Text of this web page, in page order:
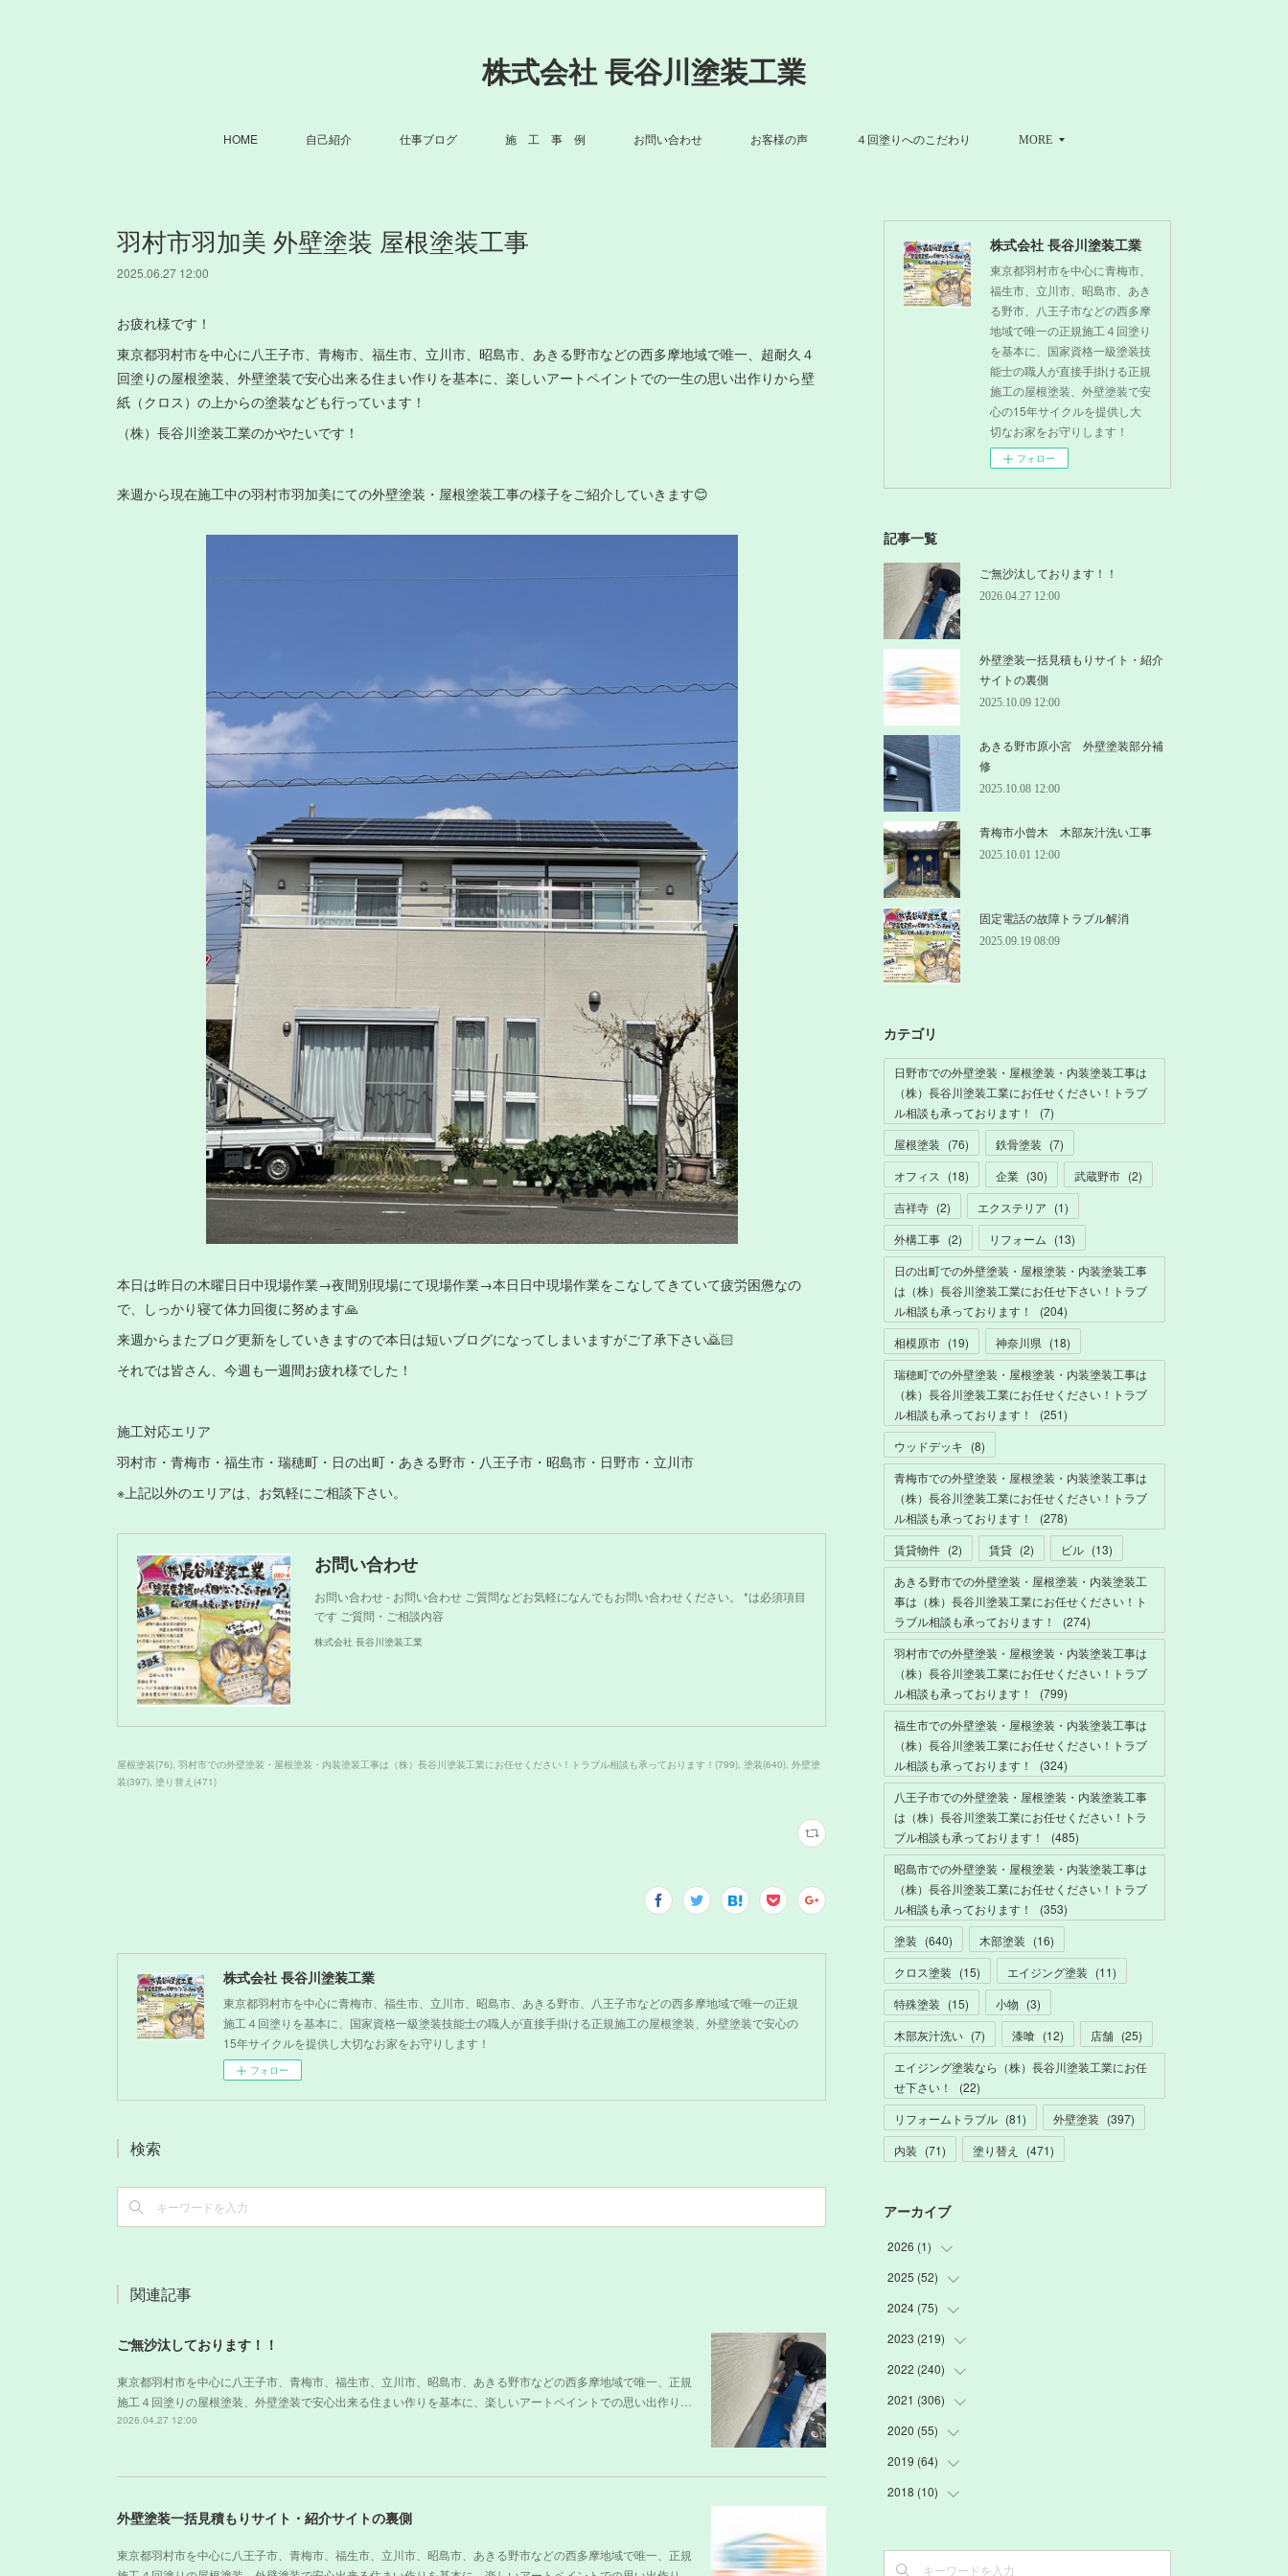
株式会社 長谷川塗装工業
HOME 自己紹介 仕事ブログ 施 工 事 例 お問い合わせ お客様の声 ４回塗りへのこだわり MORE
羽村市羽加美 外壁塗装 屋根塗装工事
2025.06.27 12:00
お疲れ様です！
東京都羽村市を中心に八王子市、青梅市、福生市、立川市、昭島市、あきる野市などの西多摩地域で唯一、超耐久４
回塗りの屋根塗装、外壁塗装で安心出来る住まい作りを基本に、楽しいアートペイントでの一生の思い出作りから壁
紙（クロス）の上からの塗装なども行っています！
（株）長谷川塗装工業のかやたいです！
来週から現在施工中の羽村市羽加美にての外壁塗装・屋根塗装工事の様子をご紹介していきます😊
本日は昨日の木曜日日中現場作業→夜間別現場にて現場作業→本日日中現場作業をこなしてきていて疲労困憊なの
で、しっかり寝て体力回復に努めます🙏
来週からまたブログ更新をしていきますので本日は短いブログになってしまいますがご了承下さい🙇🏻
それでは皆さん、今週も一週間お疲れ様でした！
施工対応エリア
羽村市・青梅市・福生市・瑞穂町・日の出町・あきる野市・八王子市・昭島市・日野市・立川市
※上記以外のエリアは、お気軽にご相談下さい。
お問い合わせ
お問い合わせ - お問い合わせ ご質問などお気軽になんでもお問い合わせください。 *は必須項目
です ご質問・ご相談内容
株式会社 長谷川塗装工業
屋根塗装(76) 羽村市での外壁塗装・屋根塗装・内装塗装工事は（株）長谷川塗装工業にお任せください！トラブル相談も承っております！ (799) 塗装(640) 外壁塗
装(397) 塗り替え (471)
株式会社 長谷川塗装工業
東京都羽村市を中心に青梅市、福生市、立川市、昭島市、あきる野市、八王子市などの西多摩地域で唯一の正規
施工４回塗りを基本に、国家資格一級塗装技能士の職人が直接手掛ける正規施工の屋根塗装、外壁塗装で安心の
15年サイクルを提供し大切なお家をお守りします！
フォロー
検索
関連記事
ご無沙汰しております！！
東京都羽村市を中心に八王子市、青梅市、福生市、立川市、昭島市、あきる野市などの西多摩地域で唯一、正規
施工４回塗りの屋根塗装、外壁塗装で安心出来る住まい作りを基本に、楽しいアートペイントでの思い出作り…
2026.04.27 12:00
外壁塗装一括見積もりサイト・紹介サイトの裏側
東京都羽村市を中心に八王子市、青梅市、福生市、立川市、昭島市、あきる野市などの西多摩地域で唯一、正規
株式会社 長谷川塗装工業
東京都羽村市を中心に青梅市、
福生市、立川市、昭島市、あき
る野市、八王子市などの西多摩
地域で唯一の正規施工４回塗り
を基本に、国家資格一級塗装技
能士の職人が直接手掛ける正規
施工の屋根塗装、外壁塗装で安
心の15年サイクルを提供し大
切なお家をお守りします！
フォロー
記事一覧
ご無沙汰しております！！
2026.04.27 12:00
外壁塗装一括見積もりサイト・紹介
サイトの裏側
2025.10.09 12:00
あきる野市原小宮 外壁塗装部分補
修
2025.10.08 12:00
青梅市小曾木 木部灰汁洗い工事
2025.10.01 12:00
固定電話の故障トラブル解消
2025.09.19 08:09
カテゴリ
日野市での外壁塗装・屋根塗装・内装塗装工事は
（株）長谷川塗装工業にお任せください！トラブ
ル相談も承っております！
(7)
屋根塗装 (76) 鉄骨塗装 (7)
オフィス
(18) 企業 (30) 武蔵野市 (2)
吉祥寺 (2) エクステリア (1)
外構工事 (2) リフォーム (13)
日の出町での外壁塗装・屋根塗装・内装塗装工事
は（株）長谷川塗装工業にお任せ下さい！トラブ
ル相談も承っております！
(204)
相模原市 (19) 神奈川県 (18)
瑞穂町での外壁塗装・屋根塗装・内装塗装工事は
（株）長谷川塗装工業にお任せください！トラブ
ル相談も承っております！
(251)
ウッドデッキ (8)
青梅市での外壁塗装・屋根塗装・内装塗装工事は
（株）長谷川塗装工業にお任せください！トラブ
ル相談も承っております！
(278)
賃貸物件 (2) 賃貸 (2) ビル (13)
あきる野市での外壁塗装・屋根塗装・内装塗装工
事は（株）長谷川塗装工業にお任せください！ト
ラブル相談も承っております！
(274)
羽村市での外壁塗装・屋根塗装・内装塗装工事は
（株）長谷川塗装工業にお任せください！トラブ
ル相談も承っております！
(799)
福生市での外壁塗装・屋根塗装・内装塗装工事は
（株）長谷川塗装工業にお任せください！トラブ
ル相談も承っております！
(324)
八王子市での外壁塗装・屋根塗装・内装塗装工事
は（株）長谷川塗装工業にお任せください！トラ
ブル相談も承っております！
(485)
昭島市での外壁塗装・屋根塗装・内装塗装工事は
（株）長谷川塗装工業にお任せください！トラブ
ル相談も承っております！
(353)
塗装 (640) 木部塗装 (16)
クロス塗装 (15) エイジング塗装 (11)
特殊塗装 (15) 小物 (3)
木部灰汁洗い (7) 漆喰 (12) 店舗 (25)
エイジング塗装なら（株）長谷川塗装工業にお任
せ下さい！
(22)
リフォームトラブル (81) 外壁塗装 (397)
内装 (71) 塗り替え (471)
アーカイブ
2026 (1)
(1
2025 (52)
(3
(2)
(6)
(22
(16
)
(3
2024 (75)
(9)
(13
(12
(1
(4
(16
2023 (219)
(20
(18
(15
)
(13
)
(19
)
(20)
2022 (240)
(21
(20
)
(20
)
(20
)
(20)
2021 (306)
(24
)
(26
)
(23
)
(24)
2020 (55)
(3
(2
(3)
2019 (64)
(3
(15)
2018 (10)
(6)